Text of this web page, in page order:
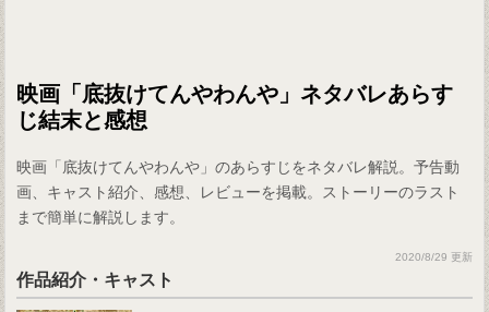
映画「底抜けてんやわんや」ネタバレあらす
じ結末と感想
映画「底抜けてんやわんや」のあらすじをネタバレ解説。予告動
画、キャスト紹介、感想、レビューを掲載。ストーリーのラスト
まで簡単に解説します。
2020/8/29 更新
作品紹介・キャスト